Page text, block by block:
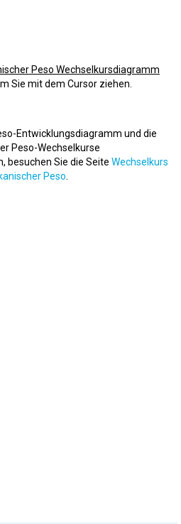
Peso Wechselkursdiagramm
Sie mit dem Cursor ziehen.
Entwicklungsdiagramm und die
Peso-Wechselkurse
besuchen Sie die Seite Wechselkurs
Peso